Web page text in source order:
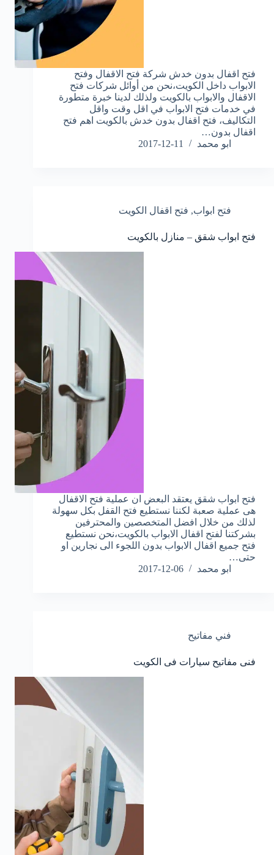
فتح اقفال بدون خدش شركة فتح الاقفال وفتح
الابواب داخل الكويت،نحن من أوائل شركات فتح
الاقفال والابواب بالكويت ولذلك لدينا خبرة متطورة
في خدمات فتح الابواب في اقل وقت واقل
التكاليف، فتح اقفال بدون خدش بالكويت اهم فتح
اقفال بدون…
ابو محمد
2017-12-11
فتح ابواب, فتح اقفال الكويت
فتح ابواب شقق – منازل بالكويت
فتح ابواب شقق يعتقد البعض ان عملية فتح الاقفال
هى عملية صعبة لكننا نستطيع فتح القفل بكل سهولة
لذلك من خلال افضل المتخصصين والمحترفين
بشركتنا لفتح اقفال الابواب بالكويت،نحن نستطيع
فتح جميع اقفال الابواب بدون اللجوء الى نجارين او
حتى…
ابو محمد
2017-12-06
فني مفاتيح
فنى مفاتيح سيارات فى الكويت